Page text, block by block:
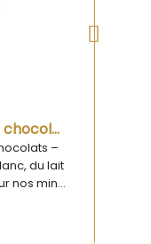
Assortis :
des fêtes
le Ballotin
Ce